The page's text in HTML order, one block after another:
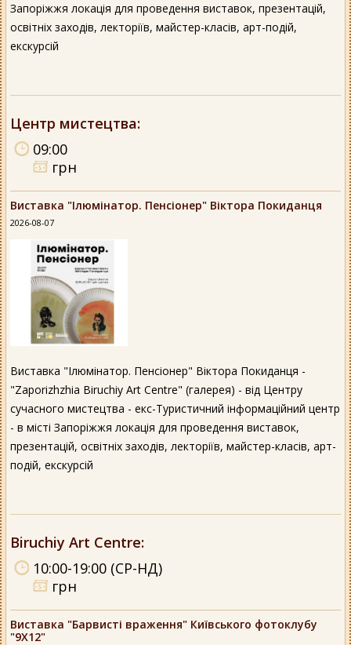
Запоріжжя локація для проведення виставок, презентацій,
освітніх заходів, лекторіїв, майстер-класів, арт-подій,
екскурсій
Центр мистецтва:
09:00
грн
Виставка "Ілюмінатор. Пенсіонер" Віктора Покиданця
2026-08-07
Виставка "Ілюмінатор. Пенсіонер" Віктора Покиданця -
"Zaporizhzhia Biruchiy Art Centre" (галерея) - від Центру
сучасного мистецтва - екс-Туристичний інформаційний центр
- в місті Запоріжжя локація для проведення виставок,
презентацій, освітніх заходів, лекторіїв, майстер-класів, арт-
подій, екскурсій
Biruchiy Art Centre:
10:00-19:00 (СР-НД)
грн
Виставка "Барвисті враження" Київського фотоклубу
"9Х12"